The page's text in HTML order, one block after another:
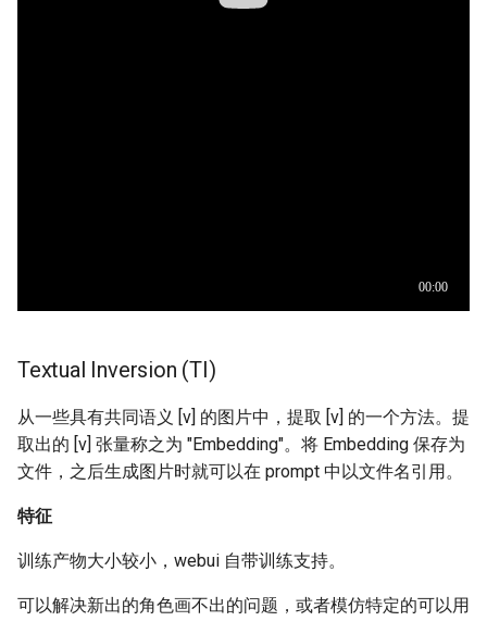
Textual Inversion (TI)
从一些具有共同语义 [v] 的图片中，提取 [v] 的一个方法。提
取出的 [v] 张量称之为 "Embedding"。将 Embedding 保存为
文件，之后生成图片时就可以在 prompt 中以文件名引用。
特征
训练产物大小较小，webui 自带训练支持。
可以解决新出的角色画不出的问题，或者模仿特定的可以用